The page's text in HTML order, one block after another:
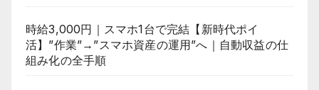
時給3,000円｜スマホ1台で完結【新時代ポイ
活】”作業”→”スマホ資産の運用”へ｜自動収益の仕
組み化の全手順